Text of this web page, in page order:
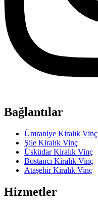
Bağlantılar
Ümraniye Kiralık Vinç
Şile Kiralık Vinç
Üsküdar Kiralık Vinç
Bostancı Kiralık Vinç
Ataşehir Kiralık Vinç
Hizmetler